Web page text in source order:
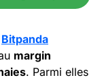
Bitpanda
margin
. Parmi elles